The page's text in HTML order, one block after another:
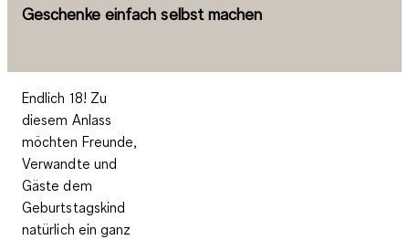
Geschenke einfach selbst machen
Endlich 18! Zu
diesem Anlass
möchten Freunde,
Verwandte und
Gäste dem
Geburtstagskind
natürlich ein ganz